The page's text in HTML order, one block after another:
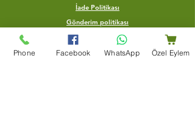
İade Politikası
Gönderim politikası
Yardım merkezi
Phone Facebook WhatsApp Özel Eylem